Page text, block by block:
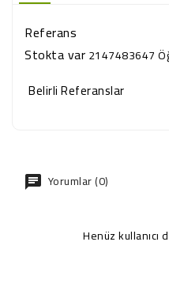
Referans
Stokta var2147483647
Belirli Referanslar
Yorumlar (0)
Henüz